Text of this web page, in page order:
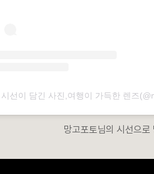
선이 담긴 사진,여행이 가득한 렌즈
망고포토님의 시선으로